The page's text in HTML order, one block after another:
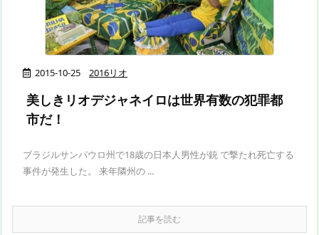
2015-10-25 2016リオ
美しきリオデジャネイロは世界有数の犯罪都
市だ！
ブラジルサンパウロ州で18歳の日本人男性が銃 で撃たれ死亡する
事件が発生した。 来年隣州の ...
記事を読む